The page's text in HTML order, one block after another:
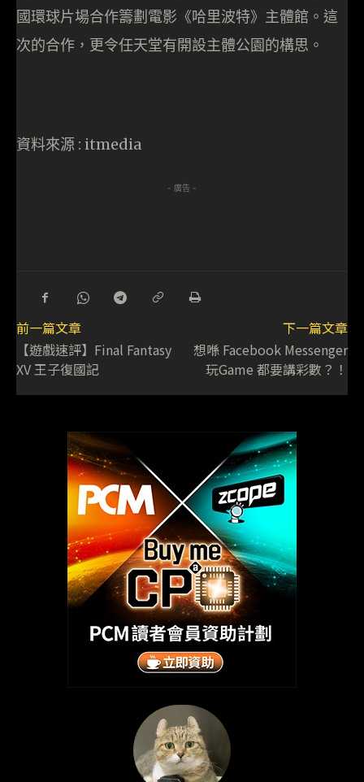
國環球片場合作籌劃電影《哈里波特》主體館。這
次的合作，更令任天堂有開設主體公園的構思。
資料來源 : itmedia
- 廣告 -
前一篇文章
【遊戲速評】Final Fantasy
XV 王子復國記
下一篇文章
想喺 Facebook Messenger
玩Game 都要講彩數？！